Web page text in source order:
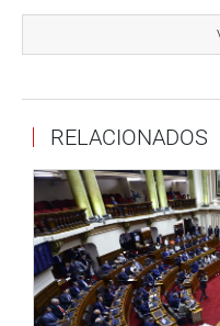
Congreso, el dictamen
votación transcurridos
OFICINA DE
INSTITUCIONAL
RELACIONADOS